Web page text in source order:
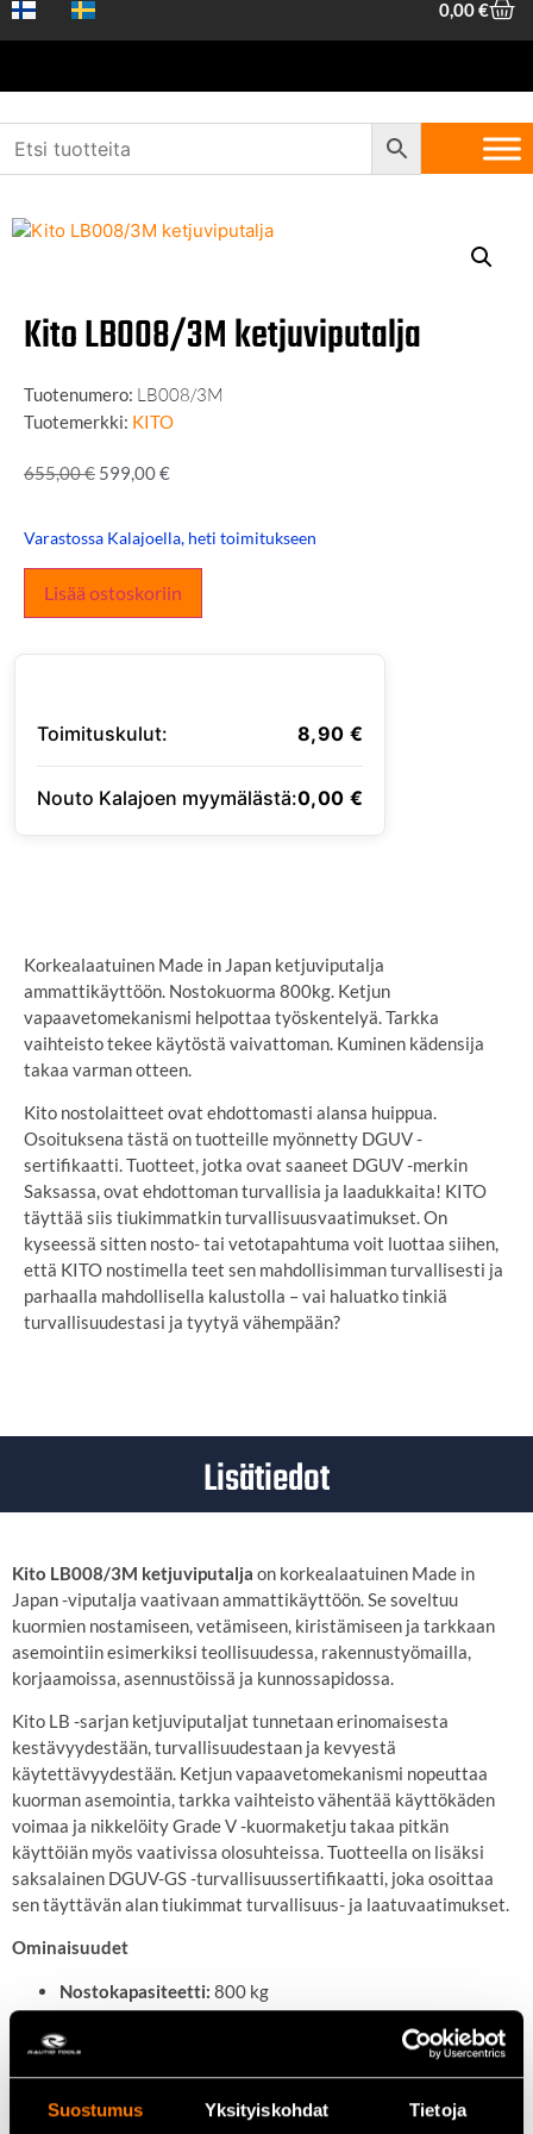
Suostumus Yksityiskohdat Tietoja
0,00€
Etusivu Koneet ja työkalut
/ Kito LB008/3M
Kito LB008/3M ketjuviputalja
Tuotenumero: LB008/3M
Tuotemerkki: KITO
655,00€ 599,00€
Varastossa Kalajoella, heti toimitukseen
Lisää ostoskoriin
Toimituskulut: 8,90 €
Nouto Kalajoen myymälästä:0,00 €
Korkealaatuinen Made in Japan ketjuviputalja
ammattikäyttöön. Nostokuorma 800kg. Ketjun
vapaavetomekanismi helpottaa työskentelyä. Tarkka
vaihteisto tekee käytöstä vaivattoman. Kuminen kädensija
takaa varman otteen.
Kito nostolaitteet ovat ehdottomasti alansa huippua.
Osoituksena tästä on tuotteille myönnetty DGUV-
sertifikaatti. Tuotteet, jotka ovat saaneet DGUV-merkin
Saksassa, ovat ehdottoman turvallisia ja laadukkaita! KITO
täyttää siis tiukimmatkin turvallisuusvaatimukset. On
kyseessä sitten nosto- tai vetotapahtuma voit luottaa siihen,
että KITO nostimella teet sen mahdollisimman turvallisesti ja
parhaalla mahdollisella kalustolla – vai haluatko tinkiä
turvallisuudestasi ja tyytyä vähempään?
Lisätiedot
Kito LB008/3M ketjuviputalja on korkealaatuinen Made in
Japan -viputalja vaativaan ammattikäyttöön. Se soveltuu
kuormien nostamiseen, vetämiseen, kiristämiseen ja tarkkaan
asemointiin esimerkiksi teollisuudessa, rakennustyömailla,
korjaamoissa, asennustöissä ja kunnossapidossa.
Kito LB -sarjan ketjuviputaljat tunnetaan erinomaisesta
kestävyydestään, turvallisuudestaan ja kevyestä
käytettävyydestään. Ketjun vapaavetomekanismi nopeuttaa
kuorman asemointia, tarkka vaihteisto vähentää käyttökäden
voimaa ja nikkelöity Grade V -kuormaketju takaa pitkän
käyttöiän myös vaativissa olosuhteissa. Tuotteella on lisäksi
saksalainen DGUV-GS -turvallisuussertifikaatti, joka osoittaa
sen täyttävän alan tiukimmat turvallisuus- ja laatuvaatimukset.
Ominaisuudet
Nostokapasiteetti: 800 kg
Nostokorkeus:3,0 m
Käyttötapa:
Käyttö:Kuormien nostaminen, vetäminen, kiristäminen ja